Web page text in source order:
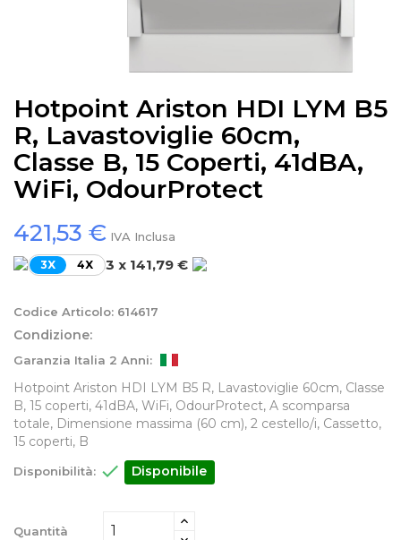
Hotpoint Ariston HDI LYM B5
R, Lavastoviglie 60cm,
Classe B, 15 Coperti, 41dBA,
WiFi, OdourProtect
421,53 € IVA Inclusa
3X 4X 3 x 141,79 €
Codice Articolo: 614617
Condizione:
Garanzia Italia 2 Anni:
Hotpoint Ariston HDI LYM B5 R, Lavastoviglie 60cm, Classe
B, 15 coperti, 41dBA, WiFi, OdourProtect, A scomparsa
totale, Dimensione massima (60 cm), 2 cestello/i, Cassetto,
15 coperti, B
Disponibilità:  Disponibile
Quantità